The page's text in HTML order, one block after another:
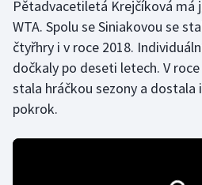
Házená
Jezdectví
Judo
Pětadvacetiletá Krejčíková má
WTA. Spolu se Siniakovou se
čtyřhry i v roce 2018.
dočkaly po deseti letech. V
stala hráčkou sezony a dostala
pokrok.